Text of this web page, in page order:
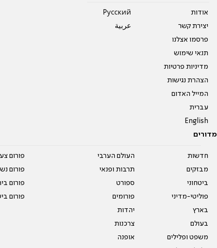
אודות
יצירת קשר
פרסמו אצלנו
תנאי שימוש
מדיניות פרטיות
הצהרת נגישות
המייל האדום
עברית
English
Pусский
عربية
מדורים
חדשות
מבזקים
ביטחוני
פוליטי-מדיני
בארץ
בעולם
משפט ופלילים
העולם הערבי
תרבות ופנאי
ספורט
פורומים
יהדות
צרכנות
אופנה
פורום
פורום
פורום
פורום